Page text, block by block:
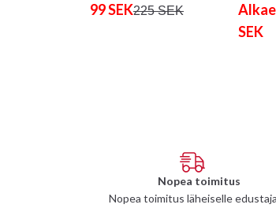
99 SEK225 SEK
SEK
Nopea toimitus
Nopea toimitus läheiselle